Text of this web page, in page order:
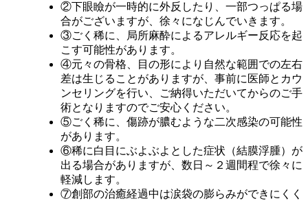
②下眼瞼が一時的に外反したり、一部つっぱる場
合がございますが、徐々になじんでいきます。
③ごく稀に、局所麻酔によるアレルギー反応を起
こす可能性があります。
④元々の骨格、目の形により自然な範囲での左右
差は生じることがありますが、事前に医師とカウ
ンセリングを行い、ご納得いただいてからのご手
術となりますのでご安心ください。
⑤ごく稀に、傷跡が膿むような二次感染の可能性
があります。
⑥稀に白目にぶよぶよとした症状（結膜浮腫）が
出る場合がありますが、数日～２週間程で徐々に
軽減します。
⑦創部の治癒経過中は涙袋の膨らみができにくく